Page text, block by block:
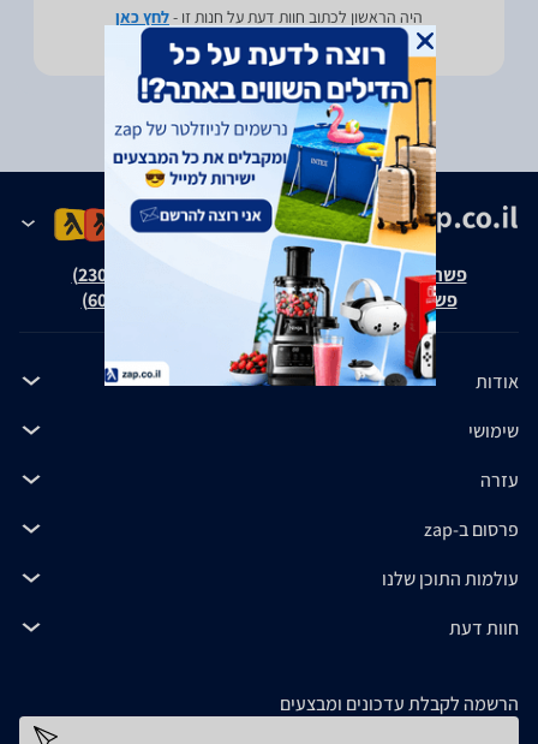
היה הראשון לכתוב חוות דעת על חנות זו -לחץ כאן
פשרה בת"צ אבנצ'יק נ' זאפ גרופ (ת"צ 23008-08-20)
פשרה בת"צ כהנים נ' זאפ גרופ (ת"צ 60371-12-19)
אודות
שימושי
עזרה
פרסום ב-zap
עולמות התוכן שלנו
חוות דעת
הרשמה לקבלת עדכונים ומבצעים